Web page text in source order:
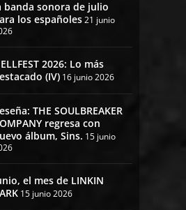
banda sonora de julio
los españoles21 junio
2026: Lo más
(IV) 16 junio 2026
THE SOULBREAKER
regresa con
álbum, Sins. 15 junio
el mes de LINKIN
15 junio 2026